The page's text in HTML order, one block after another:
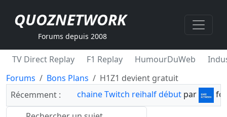
QUOZNETWORK
Forums depuis 2008
TV Direct Replay F1 Replay HumourDuWeb
Forums
Bons Plans
H1Z1 devient gratuit
Récemment :
chaine Twitch reihalf début par